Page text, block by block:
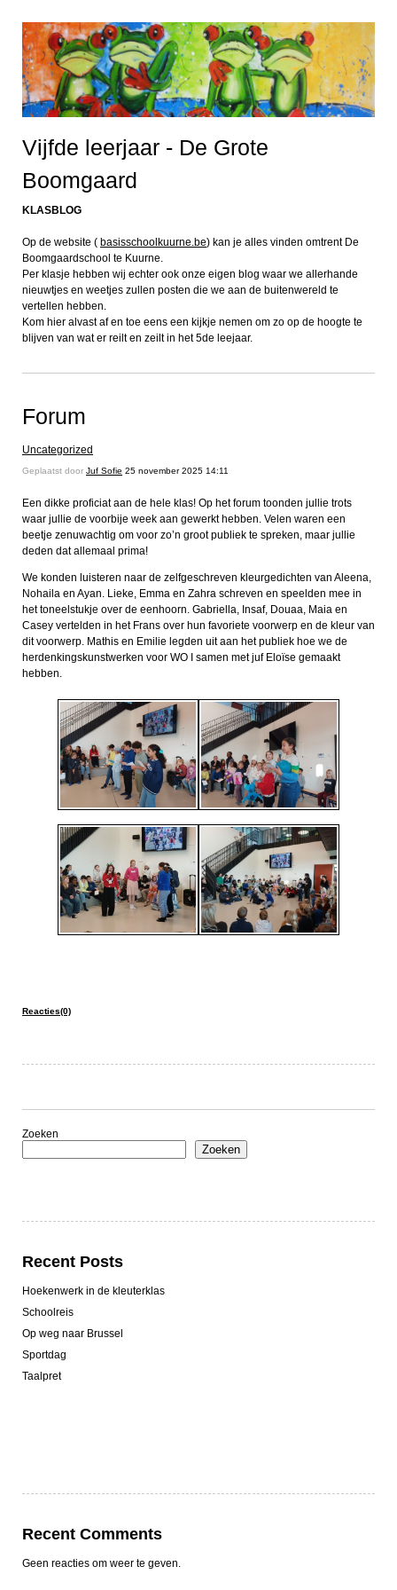
Vijfde leerjaar - De Grote
Boomgaard
KLASBLOG
Op de website ( basisschoolkuurne.be) kan je alles vinden omtrent De
Boomgaardschool te Kuurne.
Per klasje hebben wij echter ook onze eigen blog waar we allerhande
nieuwtjes en weetjes zullen posten die we aan de buitenwereld te
vertellen hebben.
Kom hier alvast af en toe eens een kijkje nemen om zo op de hoogte te
blijven van wat er reilt en zeilt in het 5de leejaar.
Forum
Uncategorized
Geplaatst door Juf Sofie 25 november 2025 14:11
Een dikke proficiat aan de hele klas! Op het forum toonden jullie trots
waar jullie de voorbije week aan gewerkt hebben. Velen waren een
beetje zenuwachtig om voor zo’n groot publiek te spreken, maar jullie
deden dat allemaal prima!
We konden luisteren naar de zelfgeschreven kleurgedichten van Aleena,
Nohaila en Ayan. Lieke, Emma en Zahra schreven en speelden mee in
het toneelstukje over de eenhoorn. Gabriella, Insaf, Douaa, Maia en
Casey vertelden in het Frans over hun favoriete voorwerp en de kleur van
dit voorwerp. Mathis en Emilie legden uit aan het publiek hoe we de
herdenkingskunstwerken voor WO I samen met juf Eloïse gemaakt
hebben.
Reacties(0)
Zoeken
Zoeken
Recent Posts
Hoekenwerk in de kleuterklas
Schoolreis
Op weg naar Brussel
Sportdag
Taalpret
Recent Comments
Geen reacties om weer te geven.